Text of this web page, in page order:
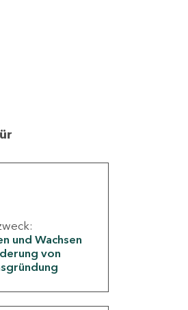
und Wachsen
von